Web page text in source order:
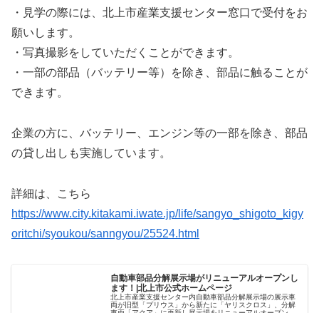
・見学の際には、北上市産業支援センター窓口で受付をお
願いします。
・写真撮影をしていただくことができます。
・一部の部品（バッテリー等）を除き、部品に触ることが
できます。
企業の方に、バッテリー、エンジン等の一部を除き、部品
の貸し出しも実施しています。
詳細は、こちら
https://www.city.kitakami.iwate.jp/life/sangyo_shigoto_kigy
oritchi/syoukou/sanngyou/25524.html
自動車部品分解展示場がリニューアルオープンし
ます！|北上市公式ホームページ
北上市産業支援センター内自動車部品分解展示場の展示車
両が旧型「プリウス」から新たに「ヤリスクロス」、分解